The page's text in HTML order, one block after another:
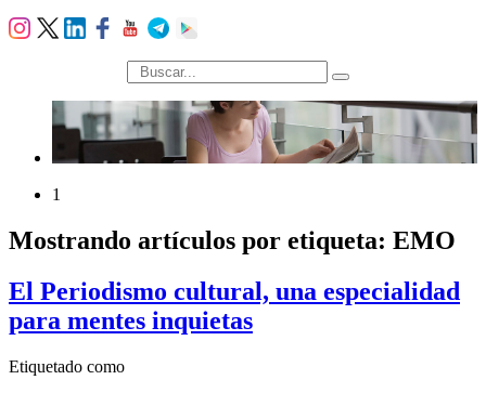
búsqueda
1
Mostrando artículos por etiqueta: EMO
El Periodismo cultural, una especialidad
para mentes inquietas
Etiquetado como